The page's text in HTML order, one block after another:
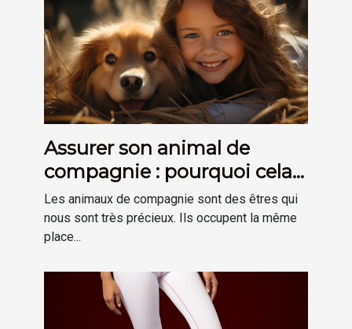
Assurer son animal de
compagnie : pourquoi cela
est-il important ?
Les animaux de compagnie sont des êtres qui
nous sont très précieux. Ils occupent la même
place...